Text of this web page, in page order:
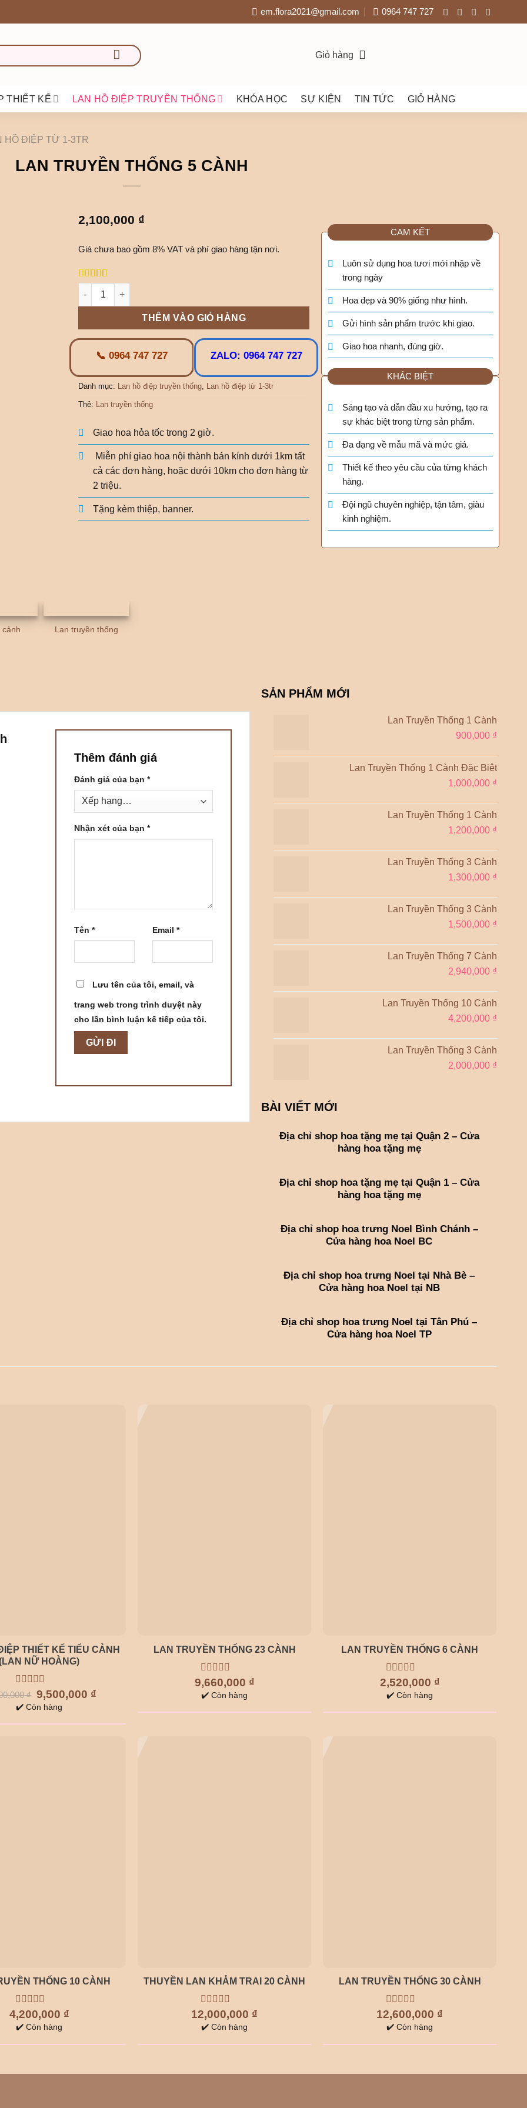
em.flora2021@gmail.com 0964 747 727
Giỏ hàng
THIẾT KẾ LAN HỒ ĐIỆP TRUYỀN THỐNG KHÓA HỌC SỰ KIỆN TIN TỨC GIỎ HÀNG
HỒ ĐIỆP TỪ 1-3TR
LAN TRUYỀN THỐNG 5 CÀNH
2,100,000 ₫
Giá chưa bao gồm 8% VAT và phí giao hàng tận nơi.
dựa trên
đánh giá
Lan truyền thống 5 cành số lượng
THÊM VÀO GIỎ HÀNG
📞 0964 747 727 ZALO: 0964 747 727
Danh mục: Lan hồ điệp truyền thống Lan hồ điệp từ 1-3tr
Thẻ: Lan truyền thống
Giao hoa hỏa tốc trong 2 giờ.
Miễn phí giao hoa nội thành bán kính dưới 1km tất
cả các đơn hàng, hoặc dưới 10km cho đơn hàng từ
2 triệu.
Tặng kèm thiệp, banner.
CAM KẾT
Luôn sử dụng hoa tươi mới nhập về
trong ngày
Hoa đẹp và 90% giống như hình.
Gửi hình sản phẩm trước khi giao.
Giao hoa nhanh, đúng giờ.
KHÁC BIỆT
Sáng tạo và dẫn đầu xu hướng, tạo ra
sự khác biệt trong từng sản phẩm.
Đa dạng về mẫu mã và mức giá.
Thiết kế theo yêu cầu của từng khách
hàng.
Đội ngũ chuyên nghiệp, tận tâm, giàu
kinh nghiệm.
cảnh Lan truyền thống
Thêm đánh giá
Đánh giá của bạn*
Nhận xét của bạn*
Tên* Email *
Lưu tên của tôi, email, và
trang web trong trình duyệt này
cho lần bình luận kế tiếp của tôi.
SẢN PHẨM MỚI
Lan Truyền Thống 1 Cành
900,000 ₫
Lan Truyền Thống 1 Cành Đặc Biệt
1,000,000 ₫
Lan Truyền Thống 1 Cành
1,200,000 ₫
Lan Truyền Thống 3 Cành
1,300,000 ₫
Lan Truyền Thống 3 Cành
1,500,000 ₫
Lan Truyền Thống 7 Cành
2,940,000 ₫
Lan Truyền Thống 10 Cành
4,200,000 ₫
Lan Truyền Thống 3 Cành
2,000,000 ₫
BÀI VIẾT MỚI
Địa chỉ shop hoa tặng mẹ tại Quận 2 – Cửa
hàng hoa tặng mẹ
Địa chỉ shop hoa tặng mẹ tại Quận 1 – Cửa
hàng hoa tặng mẹ
Địa chỉ shop hoa trưng Noel Bình Chánh –
Cửa hàng hoa Noel BC
Địa chỉ shop hoa trưng Noel tại Nhà Bè –
Cửa hàng hoa Noel tại NB
Địa chỉ shop hoa trưng Noel tại Tân Phú –
Cửa hàng hoa Noel TP
THIẾT KẾ TIỂU CẢNH
NỮ HOÀNG)
0
out
of
5
₫ Giá
gốc
là:
9,500,000 ₫Giá
9,500,000 ₫.
✔️ Còn hàng
LAN TRUYỀN THỐNG 23 CÀNH
0
out
of
5
9,660,000 ₫
✔️ Còn hàng
LAN TRUYỀN THỐNG 6 CÀNH
0
out
of
5
2,520,000 ₫
✔️ Còn hàng
THỐNG 10 CÀNH
0
out
of
4,200,000 ₫
✔️ Còn hàng
THUYỀN LAN KHẢM TRAI 20 CÀNH
0
out
of
12,000,000 ₫
✔️ Còn hàng
LAN TRUYỀN THỐNG 30 CÀNH
0
out
of
12,600,000 ₫
✔️ Còn hàng